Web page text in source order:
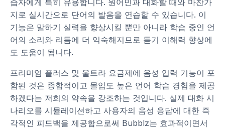
습자에게 특히 유용합니다. 원어민과 대화할 때와 마찬가
지로 실시간으로 단어의 발음을 연습할 수 있습니다. 이
기능은 말하기 실력을 향상시킬 뿐만 아니라 학습 중인 언
어의 소리와 리듬에 더 익숙해지므로 듣기 이해력 향상에
도 도움이 됩니다.
프리미엄 플러스 및 울트라 요금제에 음성 입력 기능이 포
함된 것은 종합적이고 몰입도 높은 언어 학습 경험을 제공
하겠다는 저희의 약속을 강조하는 것입니다. 실제 대화 시
나리오를 시뮬레이션하고 사용자의 음성 응답에 대한 즉
각적인 피드백을 제공함으로써 Bubblz는 효과적이면서